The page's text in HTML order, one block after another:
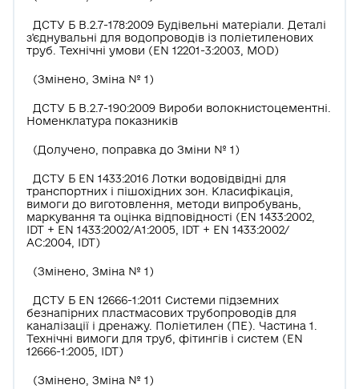
ДСТУ Б В.2.7-178:2009 Будівельні матеріали. Деталі
з'єднувальні для водопроводів із поліетиленових
труб. Технічні умови (EN 12201-3:2003, MOD)
(Змінено, Зміна № 1)
ДСТУ Б В.2.7-190:2009 Вироби волокнистоцементні.
Номенклатура показників
(Долучено, поправка до Зміни № 1)
ДСТУ Б EN 1433:2016 Лотки водовідвідні для
транспортних і пішохідних зон. Класифікація,
вимоги до виготовлення, методи випробувань,
маркування та оцінка відповідності (EN 1433:2002,
IDT + EN 1433:2002/А1:2005, IDT + EN 1433:2002/
АС:2004, IDT)
(Змінено, Зміна № 1)
ДСТУ Б EN 12666-1:2011 Системи підземних
безнапірних пластмасових трубопроводів для
каналізації і дренажу. Поліетилен (ПЕ). Частина 1.
Технічні вимоги для труб, фітингів і систем (EN
12666-1:2005, IDT)
(Змінено, Зміна № 1)